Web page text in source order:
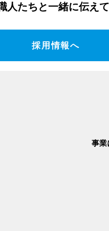
人たちと一緒に伝え
採用情報へ
事業